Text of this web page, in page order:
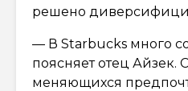
решено
— В Starbucks много
поясняет отец Айзек.
меняющихся